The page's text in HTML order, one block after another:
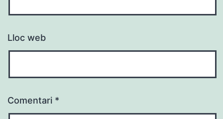
Lloc web
Comentari *